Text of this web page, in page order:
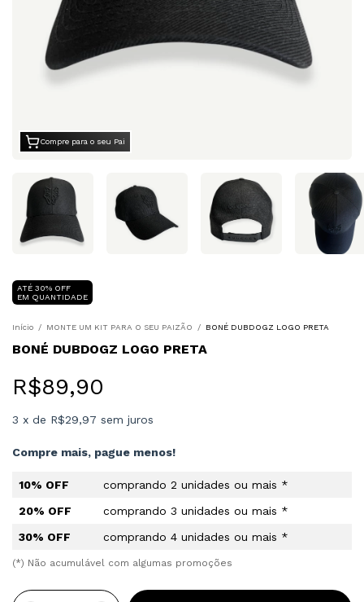
Compre para o seu Pai
ATÉ 30% OFF
EM QUANTIDADE
Início / MONTE UM KIT PARA O SEU PAIZÃO / BONÉ DUBDOGZ LOGO PRETA
BONÉ DUBDOGZ LOGO PRETA
R$89,90
3 x de R$29,97 sem juros
Compre mais, pague menos!
10% OFF
comprando 2 unidades ou mais *
20% OFF
comprando 3 unidades ou mais *
30% OFF
comprando 4 unidades ou mais *
(*) Não acumulável com algumas promoções